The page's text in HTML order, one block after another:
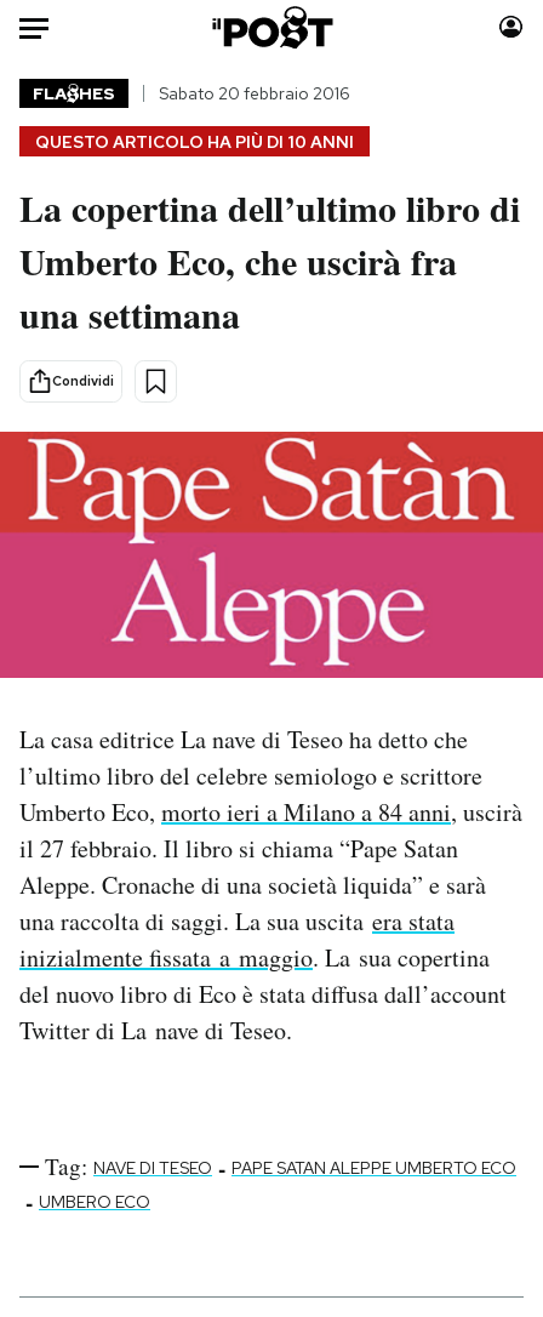
Auto
HOME
Italia
Politica
Tecnologia
Scienza
Economia
Sport
Moda
Consumismi
Altrecose
Mondiali calcio 2026
PODCAST
I MIEI PREFERITI
CALENDARIO
AREA PERSONALE
Area Personale
Hai bisogno di aiuto?
Esci
QUESTO ARTICOLO HA PIÙ DI 10 ANNI
FLA HES Sabato 20 febbraio 2016
La copertina dell’ultimo libro di
Umberto Eco, che uscirà fra
una settimana
Condividi
La casa editrice La nave di Teseo ha detto che
l’ultimo libro del celebre semiologo e scrittore
Umberto Eco, morto ieri a Milano a 84 anni, uscirà
il 27 febbraio. Il libro si chiama “Pape Satan
Aleppe. Cronache di una società liquida” e sarà
una raccolta di saggi. La sua uscita era stata
inizialmente fissata a maggio. La sua copertina
del nuovo libro di Eco è stata diffusa dall’account
Twitter di La nave di Teseo.
Tag: NAVE DI TESEO - PAPE SATAN ALEPPE UMBERTO ECO
- UMBERO ECO